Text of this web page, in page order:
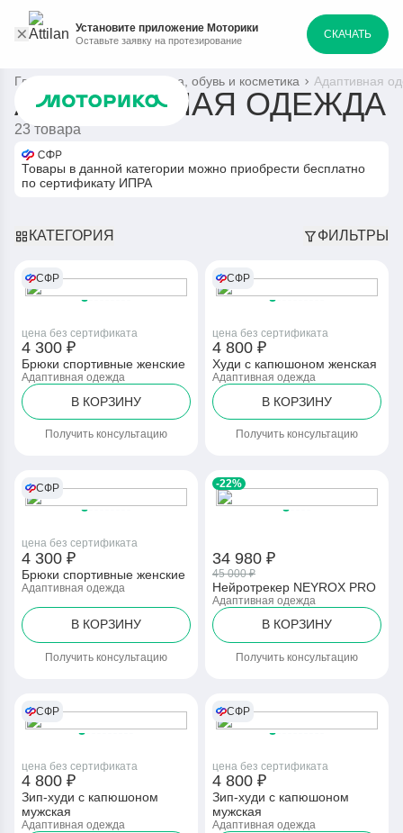
Установите приложение Моторики
Оставьте заявку на протезирование СКАЧАТЬ
Главная Одежда, обувь и косметика Адаптивная
АДАПТИВНАЯ ОДЕЖДА
23 товара
Товары в данной категории можно приобрести бесплатно
по сертификату ИПРА
КАТЕГОРИЯ ФИЛЬТРЫ
СФР
цена без сертификата
4 300 ₽
Брюки спортивные женские
Адаптивная одежда
В КОРЗИНУ
Получить консультацию
СФР
цена без сертификата
4 800 ₽
Худи с капюшоном женская
Адаптивная одежда
В КОРЗИНУ
Получить консультацию
СФР
цена без сертификата
4 300 ₽
Брюки спортивные женские
Адаптивная одежда
В КОРЗИНУ
Получить консультацию
-22%
34 980 ₽
45 000 ₽
Нейротрекер NEYROX PRO
Адаптивная одежда
В КОРЗИНУ
Получить консультацию
СФР
цена без сертификата
4 800 ₽
Зип-худи с капюшоном
мужская
Адаптивная одежда
СФР
цена без сертификата
4 800 ₽
Зип-худи с капюшоном
мужская
Адаптивная одежда